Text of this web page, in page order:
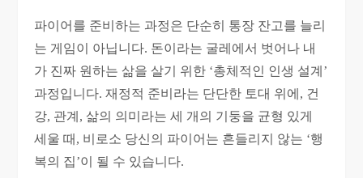
파이어를 준비하는 과정은 단순히 통장 잔고를 늘리
는 게임이 아닙니다. 돈이라는 굴레에서 벗어나 내
가 진짜 원하는 삶을 살기 위한 ‘총체적인 인생 설계’
과정입니다. 재정적 준비라는 단단한 토대 위에, 건
강, 관계, 삶의 의미라는 세 개의 기둥을 균형 있게
세울 때, 비로소 당신의 파이어는 흔들리지 않는 ‘행
복의 집’이 될 수 있습니다.